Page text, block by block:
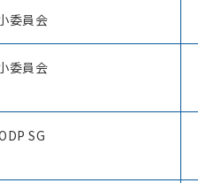
委員会
委員会
SG